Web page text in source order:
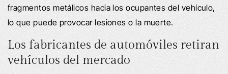
fragmentos metálicos hacia los ocupantes del vehículo,
lo que puede provocar lesiones o la muerte.
Los fabricantes de automóviles retiran
vehículos del mercado